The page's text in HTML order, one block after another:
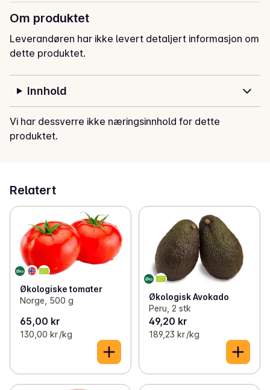
Om produktet
Leverandøren har ikke levert detaljert informasjon om
dette produktet.
Innhold
Vi har dessverre ikke næringsinnhold for dette
produktet.
Relatert
Økologiske tomater
Norge, 500 g
65,00 kr
130,00 kr /kg
Økologisk Avokado
Peru, 2 stk
49,20 kr
189,23 kr /kg